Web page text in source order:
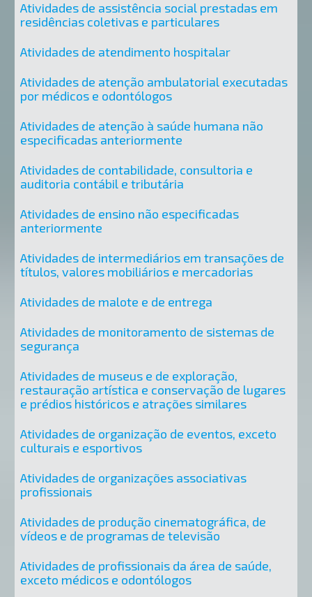
Atividades de assistência social prestadas em
residências coletivas e particulares
Atividades de atendimento hospitalar
Atividades de atenção ambulatorial executadas
por médicos e odontólogos
Atividades de atenção à saúde humana não
especificadas anteriormente
Atividades de contabilidade, consultoria e
auditoria contábil e tributária
Atividades de ensino não especificadas
anteriormente
Atividades de intermediários em transações de
títulos, valores mobiliários e mercadorias
Atividades de malote e de entrega
Atividades de monitoramento de sistemas de
segurança
Atividades de museus e de exploração,
restauração artística e conservação de lugares
e prédios históricos e atrações similares
Atividades de organização de eventos, exceto
culturais e esportivos
Atividades de organizações associativas
profissionais
Atividades de produção cinematográfica, de
vídeos e de programas de televisão
Atividades de profissionais da área de saúde,
exceto médicos e odontólogos